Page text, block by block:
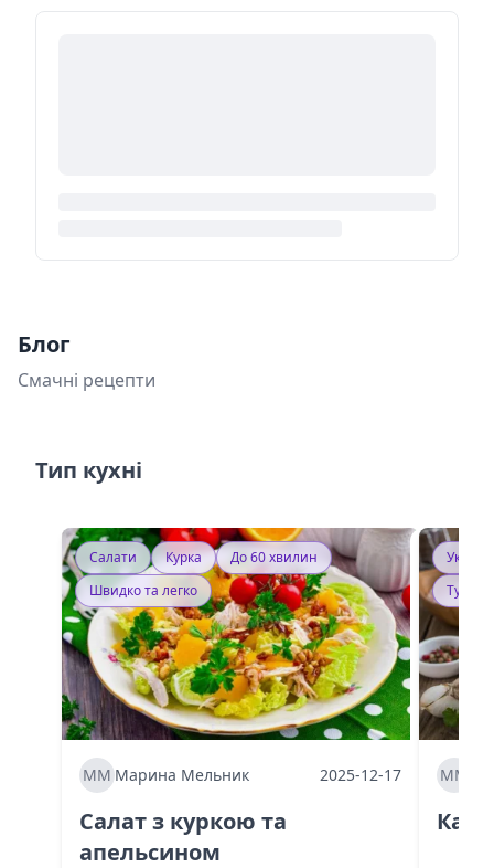
Блог
Смачні рецепти
Тип кухні
Салати Курка
До 60 хвилин
Швидко та легко
ММ Марина Мельник 2025-12-17
Салат з куркою та
апельсином
ММ